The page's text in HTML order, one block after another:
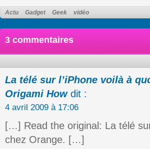
Actu Gadget Geek vidéo
3 commentaires
La télé sur l’iPhone voilà à
Origami How dit :
4 avril 2009 à 17:06
[…] Read the original: La télé
chez Orange. […]